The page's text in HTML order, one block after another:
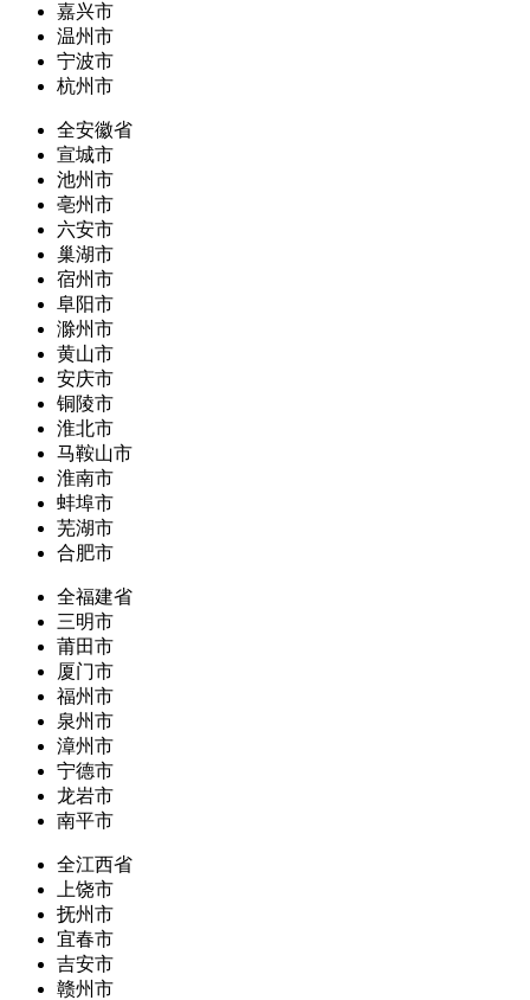
嘉兴市
温州市
宁波市
杭州市
全安徽省
宣城市
池州市
亳州市
六安市
巢湖市
宿州市
阜阳市
滁州市
黄山市
安庆市
铜陵市
淮北市
马鞍山市
淮南市
蚌埠市
芜湖市
合肥市
全福建省
三明市
莆田市
厦门市
福州市
泉州市
漳州市
宁德市
龙岩市
南平市
全江西省
上饶市
抚州市
宜春市
吉安市
赣州市